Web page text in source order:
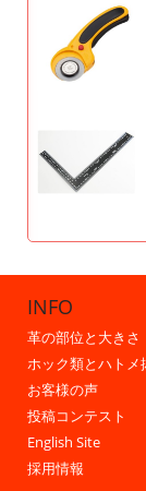
INFO
革の部位と大きさ
ホック類とハトメ
お客様の声
投稿コンテスト
English Site
採用情報